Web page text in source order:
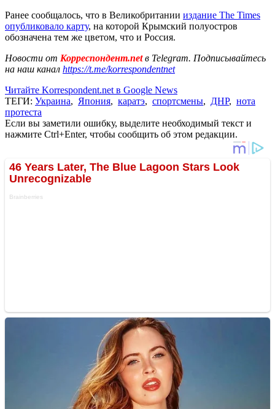
Ранее сообщалось, что в Великобритании издание The Times
опубликовало карту, на которой Крымский полуостров
обозначена тем же цветом, что и Россия.
Новости от Корреспондент.netв Telegram. Подписывайтесь
на наш канал https://t.me/korrespondentnet
Читайте Korrespondent.net в Google News
ТЕГИ: Украина, Япония, каратэ, спортсмены, ДНР, нота
протеста
Если вы заметили ошибку, выделите необходимый текст и
нажмите Ctrl+Enter, чтобы сообщить об этом редакции.